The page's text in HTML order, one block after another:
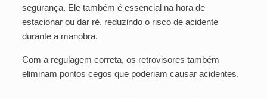
segurança. Ele também é essencial na hora de
estacionar ou dar ré, reduzindo o risco de acidente
durante a manobra.
Com a regulagem correta, os retrovisores também
eliminam pontos cegos que poderiam causar acidentes.